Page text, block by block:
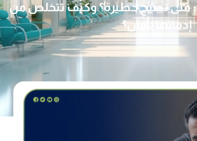
أضرار حبوب ليريكا 300: متى تصبح خطيرة؟ وكيف تتخلص من
إدمانها بأمان؟